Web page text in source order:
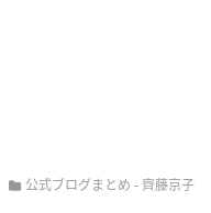
公式ブログまとめ -齊藤京子